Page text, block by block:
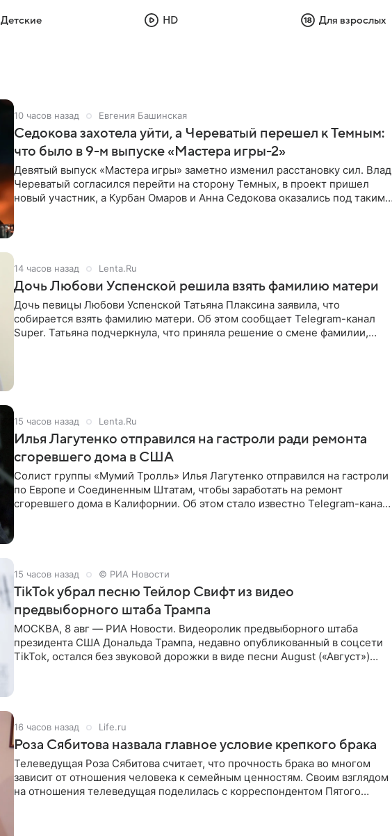
Детские HD Для взрослых
10 часов назад Евгения Башинская
Седокова захотела уйти, а Череватый перешел к Темным:
что было в 9-м выпуске «Мастера игры-2»
Девятый выпуск «Мастера игры» заметно изменил расстановку сил. Влад
Череватый согласился перейти на сторону Темных, в проект пришел
новый участник, а Курбан Омаров и Анна Седокова оказались под таким
14 часов назад Lenta.Ru
Дочь Любови Успенской решила взять фамилию матери
Дочь певицы Любови Успенской Татьяна Плаксина заявила, что
собирается взять фамилию матери. Об этом сообщает Telegram-канал
Super. Татьяна подчеркнула, что приняла решение о смене фамилии,
15 часов назад Lenta.Ru
Илья Лагутенко отправился на гастроли ради ремонта
сгоревшего дома в США
Солист группы «Мумий Тролль» Илья Лагутенко отправился на гастроли
по Европе и Соединенным Штатам, чтобы заработать на ремонт
сгоревшего дома в Калифорнии. Об этом стало известно Telegram-каналу
15 часов назад © РИА Новости
TikTok убрал песню Тейлор Свифт из видео
предвыборного штаба Трампа
МОСКВА, 8 авг — РИА Новости. Видеоролик предвыборного штаба
президента США Дональда Трампа, недавно опубликованный в соцсети
TikTok, остался без звуковой дорожки в виде песни August («Август»)
16 часов назад Life.ru
Роза Сябитова назвала главное условие крепкого брака
Телеведущая Роза Сябитова считает, что прочность брака во многом
зависит от отношения человека к семейным ценностям. Своим взглядом
на отношения телеведущая поделилась с корреспондентом Пятого